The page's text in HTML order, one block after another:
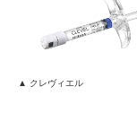
▲ クレヴィエル​​